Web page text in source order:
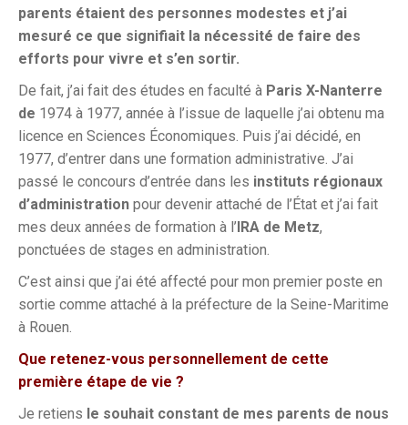
parents étaient des personnes modestes et j’ai
mesuré ce que signifiait la nécessité de faire des
efforts pour vivre et s’en sortir.
De fait, j’ai fait des études en faculté à Paris X-Nanterre
de 1974 à 1977, année à l’issue de laquelle j’ai obtenu ma
licence en Sciences Économiques. Puis j’ai décidé, en
1977, d’entrer dans une formation administrative. J’ai
passé le concours d’entrée dans les instituts régionaux
d’administration pour devenir attaché de l’État et j’ai fait
mes deux années de formation à l’IRA de Metz,
ponctuées de stages en administration.
C’est ainsi que j’ai été affecté pour mon premier poste en
sortie comme attaché à la préfecture de la Seine-Maritime
à Rouen.
Que retenez-vous personnellement de cette
première étape de vie ?
Je retiens le souhait constant de mes parents de nous